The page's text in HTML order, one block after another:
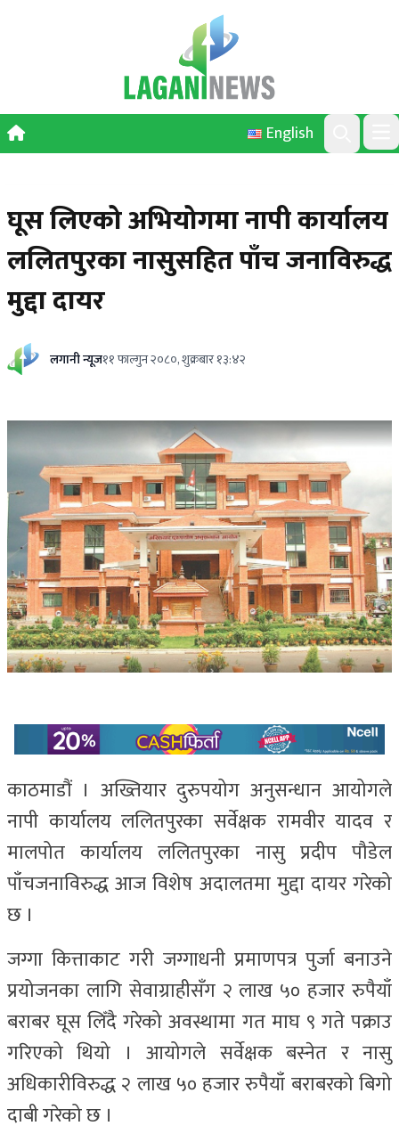
English
Search
घूस लिएको अभियोगमा नापी कार्यालय
ललितपुरका नासुसहित पाँच जनाविरुद्ध
मुद्दा दायर
लगानी न्यूज११ फाल्गुन २०८०, शुक्रबार १३:४२
काठमाडौं । अख्तियार दुरुपयोग अनुसन्धान आयोगले
नापी कार्यालय ललितपुरका सर्वेक्षक रामवीर यादव र
मालपोत कार्यालय ललितपुरका नासु प्रदीप पौडेल
पाँचजनाविरुद्ध आज विशेष अदालतमा मुद्दा दायर गरेको
छ ।
जग्गा कित्ताकाट गरी जग्गाधनी प्रमाणपत्र पुर्जा बनाउने
प्रयोजनका लागि सेवाग्राहीसँग २ लाख ५० हजार रुपैयाँ
बराबर घूस लिँदै गरेको अवस्थामा गत माघ ९ गते पक्राउ
गरिएको थियो । आयोगले सर्वेक्षक बस्नेत र नासु
अधिकारीविरुद्ध २ लाख ५० हजार रुपैयाँ बराबरको बिगो
दाबी गरेको छ ।